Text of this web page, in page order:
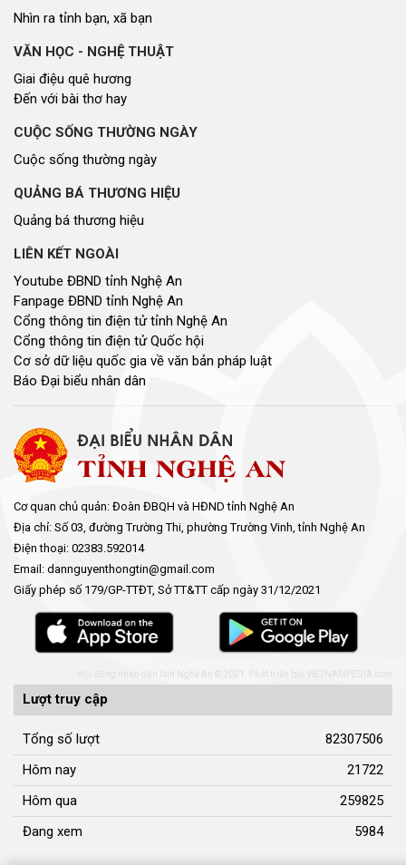
Nhìn ra tỉnh bạn, xã bạn
VĂN HỌC - NGHỆ THUẬT
Giai điệu quê hương
Đến với bài thơ hay
CUỘC SỐNG THƯỜNG NGÀY
Cuộc sống thường ngày
QUẢNG BÁ THƯƠNG HIỆU
Quảng bá thương hiệu
LIÊN KẾT NGOÀI
Youtube ĐBND tỉnh Nghệ An
Fanpage ĐBND tỉnh Nghệ An
Cổng thông tin điện tử tỉnh Nghệ An
Cổng thông tin điện tử Quốc hội
Cơ sở dữ liệu quốc gia về văn bản pháp luật
Báo Đại biểu nhân dân
Cơ quan chủ quản: Đoàn ĐBQH và HĐND tỉnh Nghệ An
Địa chỉ: Số 03, đường Trường Thi, phường Trường Vinh, tỉnh Nghệ An
Điện thoại: 02383.592014
Email: dannguyenthongtin@gmail.com
Giấy phép số 179/GP-TTĐT, Sở TT&TT cấp ngày 31/12/2021
Hội đồng nhân dân tỉnh Nghệ An © 2021. Phát triển bởi
Lượt truy cập
Tổng số lượt
82307506
Hôm nay
21722
Hôm qua
259825
Đang xem
5984